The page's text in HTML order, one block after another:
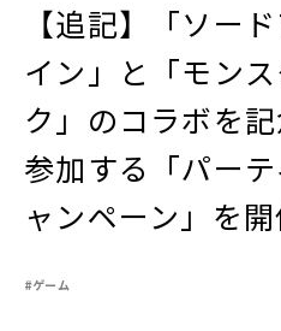
【追記】「ソー
イン」と「モン
ク」のコラボを
参加する「パー
ャンペーン」を
#ゲーム
2026年